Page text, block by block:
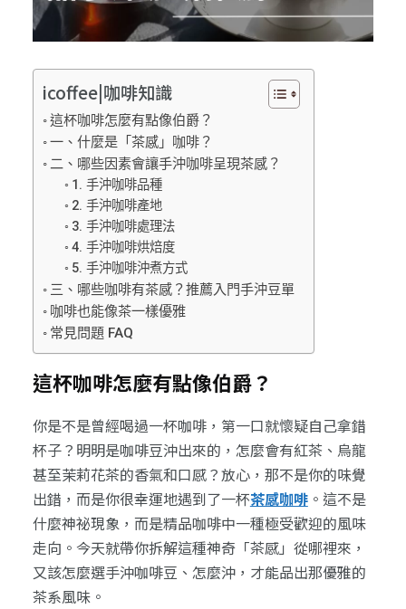
icoffee|咖啡知識
這杯咖啡怎麼有點像伯爵？
一、什麼是「茶感」咖啡？
二、哪些因素會讓手沖咖啡呈現茶感？
1. 手沖咖啡品種
2. 手沖咖啡產地
3. 手沖咖啡處理法
4. 手沖咖啡烘焙度
5. 手沖咖啡沖煮方式
三、哪些咖啡有茶感？推薦入門手沖豆單
咖啡也能像茶一樣優雅
常見問題 FAQ
這杯咖啡怎麼有點像伯爵？
你是不是曾經喝過一杯咖啡，第一口就懷疑自己拿錯
杯子？明明是咖啡豆沖出來的，怎麼會有紅茶、烏龍
甚至茉莉花茶的香氣和口感？放心，那不是你的味覺
出錯，而是你很幸運地遇到了一杯茶感咖啡。這不是
什麼神祕現象，而是精品咖啡中一種極受歡迎的風味
走向。今天就帶你拆解這種神奇「茶感」從哪裡來，
又該怎麼選手沖咖啡豆、怎麼沖，才能品出那優雅的
茶系風味。